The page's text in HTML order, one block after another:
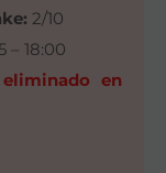
2/10
– 18:00
en